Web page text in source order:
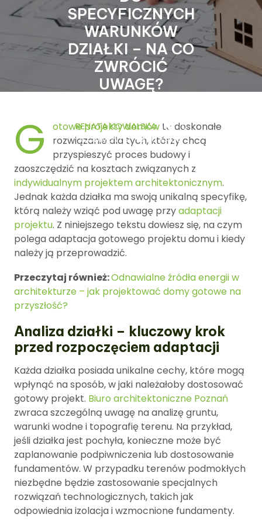
SPECYFICZNYCH
WARUNKÓW
DZIAŁKI – NA CO
ZWRÓCIĆ
UWAGĘ?
RENATA KOWALSKA
0
COMMENTS
6 TAGS
G otowe projekty domów to doskonałe
rozwiązanie dla tych, którzy chcą
przyspieszyć proces budowy i
zaoszczędzić na kosztach związanych z
indywidualnym projektem architektonicznym.
Jednak każda działka ma swoją unikalną specyfikę,
którą należy wziąć pod uwagę przyadaptacji
projektu. Z niniejszego tekstu dowiesz się, na czym
polega adaptacja gotowego projektu domu i kiedy
należy ją przeprowadzić.
Przeczytaj również:Odnawialne źródła energii w
architekturze – jak projektować domy gotowe na
przyszłość?
Analiza działki – kluczowy krok
przed rozpoczęciem adaptacji
Każda działka posiada unikalne cechy, które mogą
wpłynąć na sposób, w jaki należałoby dostosować
gotowy projekt. Biuro architektoniczne Poznań
zwraca szczególną uwagę na analizę gruntu,
warunki wodne i topografię terenu. Na przykład,
jeśli działka jest pochyła, konieczne może być
zaplanowanie podpiwniczenia lub dostosowanie
fundamentów. W przypadku terenów podmokłych
niezbędne będzie zastosowanie specjalnych
rozwiązań technologicznych, takich jak
odpowiednia izolacja i wzmocnione fundamenty.